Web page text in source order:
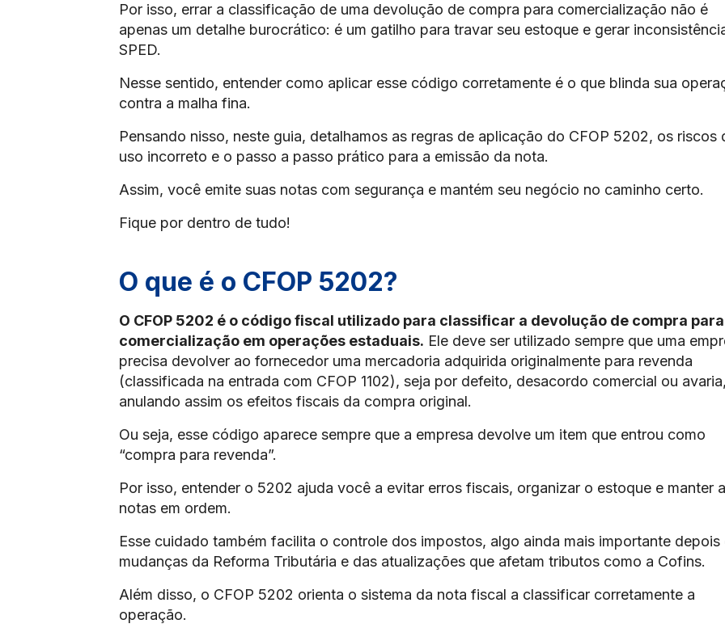
Por isso, errar a classificação de uma devolução de compra para comercialização não é
apenas um detalhe burocrático: é um gatilho para travar seu estoque e gerar
SPED.
Nesse sentido, entender como aplicar esse código corretamente é o que blinda sua
contra a malha fina.
Pensando nisso, neste guia, detalhamos as regras de aplicação do CFOP 5202, os riscos
uso incorreto e o passo a passo prático para a emissão da nota.
Assim, você emite suas notas com segurança e mantém seu negócio no caminho certo.
Fique por dentro de tudo!
O que é o CFOP 5202?
O CFOP 5202 é o código fiscal utilizado para classificar a devolução de compra para
comercialização em operações estaduais. Ele deve ser utilizado sempre que uma
precisa devolver ao fornecedor uma mercadoria adquirida originalmente para revenda
(classificada na entrada com CFOP 1102), seja por defeito, desacordo comercial ou avaria,
anulando assim os efeitos fiscais da compra original.
Ou seja, esse código aparece sempre que a empresa devolve um item que entrou como
“compra para revenda”.
Por isso, entender o 5202 ajuda você a evitar erros fiscais, organizar o estoque e manter
notas em ordem.
Esse cuidado também facilita o controle dos impostos, algo ainda mais importante depois
mudanças da Reforma Tributária e das atualizações que afetam tributos como a Cofins.
Além disso, o CFOP 5202 orienta o sistema da nota fiscal a classificar corretamente a
operação.